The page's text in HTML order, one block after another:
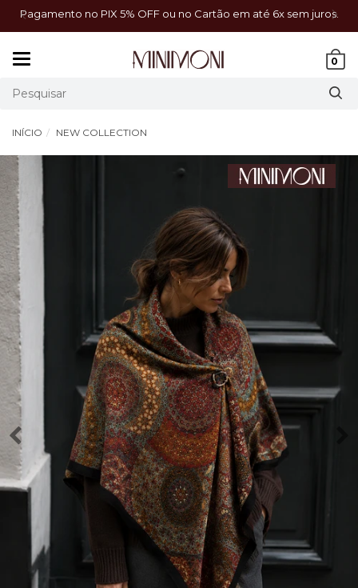
Pagamento no PIX 5% OFF ou no Cartão em até 6x sem juros.
0
INÍCIO NEW COLLECTION